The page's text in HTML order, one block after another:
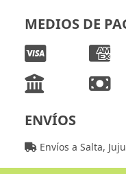
MEDIOS DE
ENVÍOS
Envíos a Salta,